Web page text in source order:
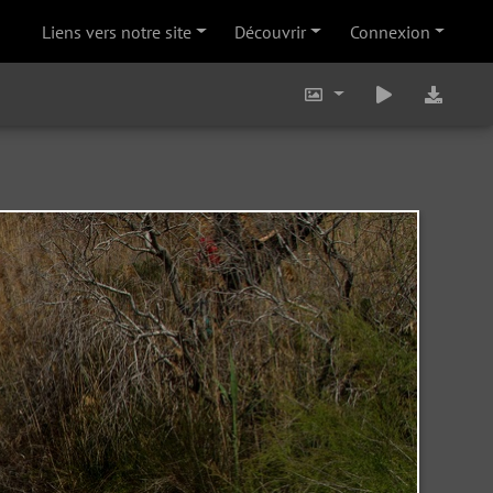
Liens vers notre site Découvrir Connexion